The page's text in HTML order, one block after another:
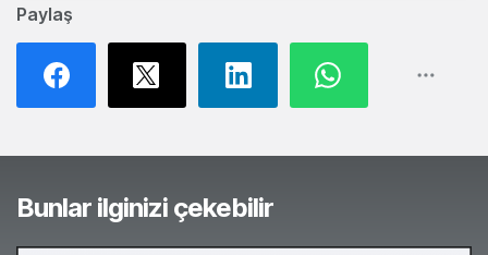
Paylaş
Bunlar ilginizi çekebilir